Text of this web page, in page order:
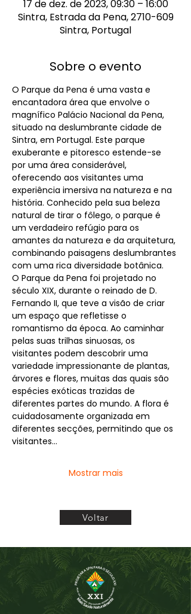
17 de dez. de 2023, 09:30 – 16:00
Sintra, Estrada da Pena, 2710-609
Sintra, Portugal
Sobre o evento
O Parque da Pena é uma vasta e
encantadora área que envolve o
magnífico Palácio Nacional da Pena,
situado na deslumbrante cidade de
Sintra, em Portugal. Este parque
exuberante e pitoresco estende-se
por uma área considerável,
oferecendo aos visitantes uma
experiência imersiva na natureza e na
história. Conhecido pela sua beleza
natural de tirar o fôlego, o parque é
um verdadeiro refúgio para os
amantes da natureza e da arquitetura,
combinando paisagens deslumbrantes
com uma rica diversidade botânica.
O Parque da Pena foi projetado no
século XIX, durante o reinado de D.
Fernando II, que teve a visão de criar
um espaço que refletisse o
romantismo da época. Ao caminhar
pelas suas trilhas sinuosas, os
visitantes podem descobrir uma
variedade impressionante de plantas,
árvores e flores, muitas das quais são
espécies exóticas trazidas de
diferentes partes do mundo. A flora é
cuidadosamente organizada em
diferentes secções, permitindo que os
visitantes…
Mostrar mais
Voltar